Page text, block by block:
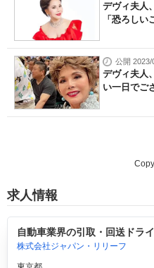
デヴィ夫人
「恐ろし
公開 2023/
デヴィ夫人
い一日でご
求人情報
自動車業界の引取・回送ドラ
株式会社ジャパン・リリーフ